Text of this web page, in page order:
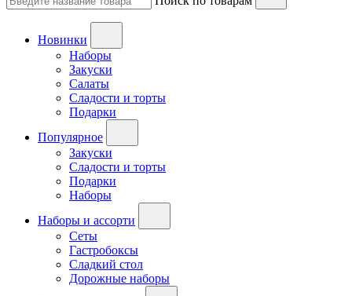
Новинки
Наборы
Закуски
Салаты
Сладости и торты
Подарки
Популярное
Закуски
Сладости и торты
Подарки
Наборы
Наборы и ассорти
Сеты
Гастробоксы
Сладкий стол
Дорожные наборы